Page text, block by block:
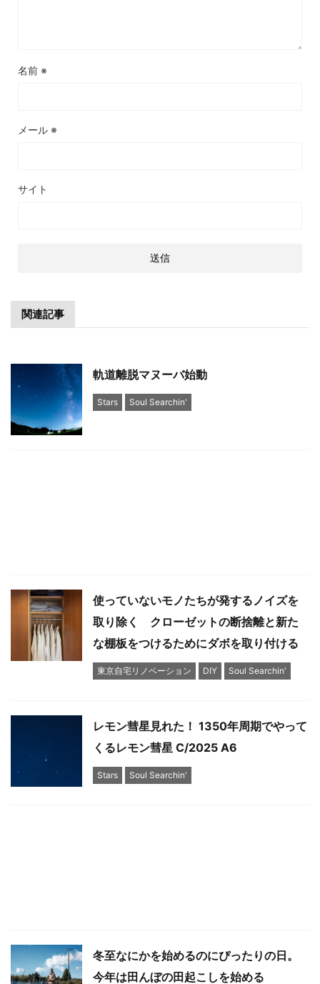
名前 ※
メール ※
サイト
関連記事
軌道離脱マヌーバ始動
Stars Soul Searchin'
使っていないモノたちが発するノイズを
取り除く クローゼットの断捨離と新た
な棚板をつけるためにダボを取り付ける
東京自宅リノベーション DIY Soul Searchin'
レモン彗星見れた！ 1350年周期でやって
くるレモン彗星 C/2025 A6
Stars Soul Searchin'
冬至なにかを始めるのにぴったりの日。
今年は田んぼの田起こしを始める